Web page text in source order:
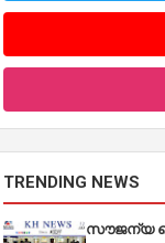
TRENDING NEWS
സൗജന്യ